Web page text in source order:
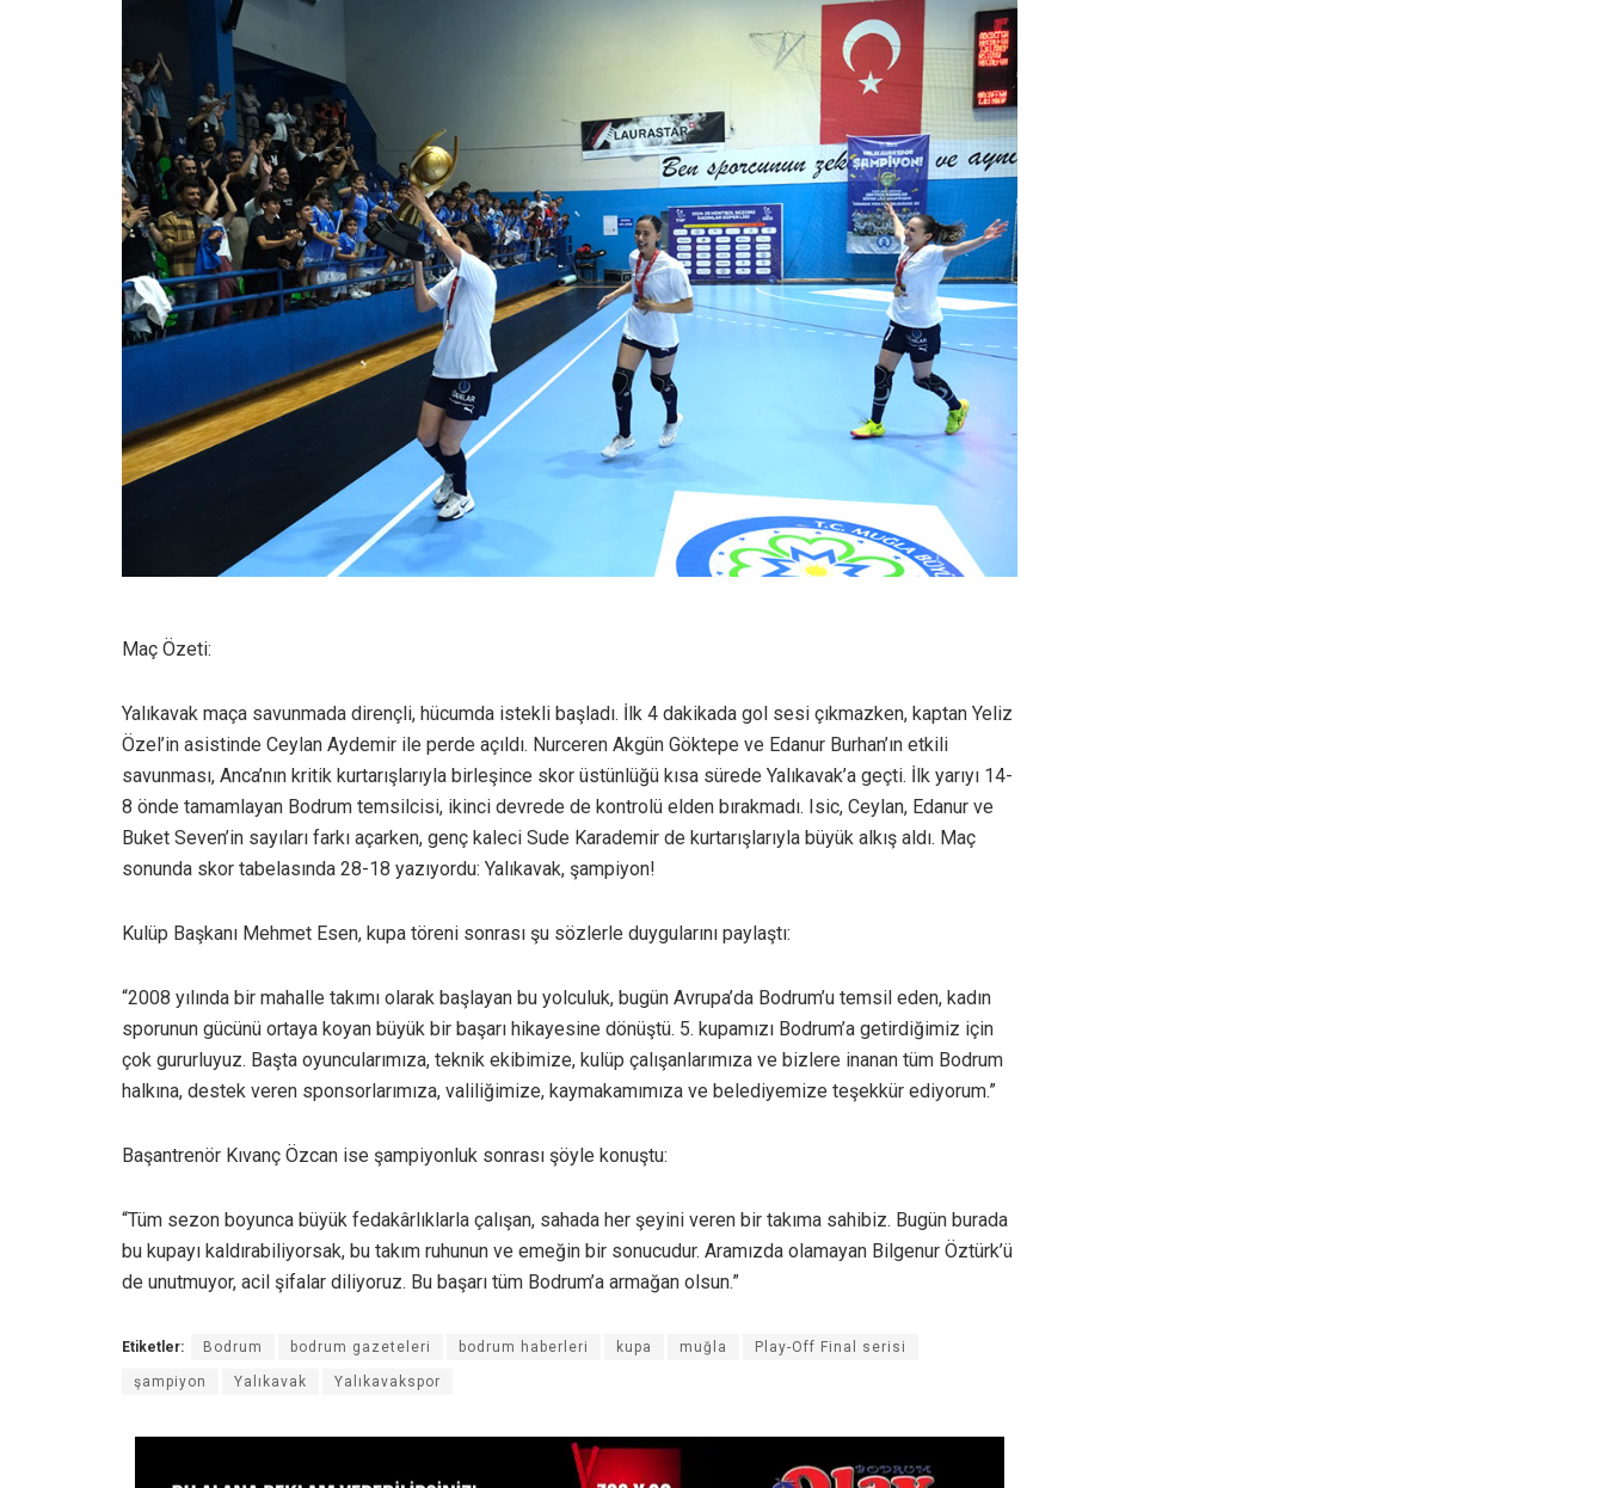
Maç Özeti:
Yalıkavak maça savunmada dirençli, hücumda istekli başladı. İlk 4 dakikada gol sesi çıkmazken, kaptan Yeliz
Özel’in asistinde Ceylan Aydemir ile perde açıldı. Nurceren Akgün Göktepe ve Edanur Burhan’ın etkili
savunması, Anca’nın kritik kurtarışlarıyla birleşince skor üstünlüğü kısa sürede Yalıkavak’a geçti. İlk yarıyı 14-
8 önde tamamlayan Bodrum temsilcisi, ikinci devrede de kontrolü elden bırakmadı. Isic, Ceylan, Edanur ve
Buket Seven’in sayıları farkı açarken, genç kaleci Sude Karademir de kurtarışlarıyla büyük alkış aldı. Maç
sonunda skor tabelasında 28-18 yazıyordu: Yalıkavak, şampiyon!
Kulüp Başkanı Mehmet Esen, kupa töreni sonrası şu sözlerle duygularını paylaştı:
“2008 yılında bir mahalle takımı olarak başlayan bu yolculuk, bugün Avrupa’da Bodrum’u temsil eden, kadın
sporunun gücünü ortaya koyan büyük bir başarı hikayesine dönüştü. 5. kupamızı Bodrum’a getirdiğimiz için
çok gururluyuz. Başta oyuncularımıza, teknik ekibimize, kulüp çalışanlarımıza ve bizlere inanan tüm Bodrum
halkına, destek veren sponsorlarımıza, valiliğimize, kaymakamımıza ve belediyemize teşekkür ediyorum.”
Başantrenör Kıvanç Özcan ise şampiyonluk sonrası şöyle konuştu:
“Tüm sezon boyunca büyük fedakârlıklarla çalışan, sahada her şeyini veren bir takıma sahibiz. Bugün burada
bu kupayı kaldırabiliyorsak, bu takım ruhunun ve emeğin bir sonucudur. Aramızda olamayan Bilgenur Öztürk’ü
de unutmuyor, acil şifalar diliyoruz. Bu başarı tüm Bodrum’a armağan olsun.”
Etiketler: Bodrum bodrum gazeteleri bodrum haberleri kupa muğla Play-Off Final serisi
şampiyon Yalıkavak Yalıkavakspor